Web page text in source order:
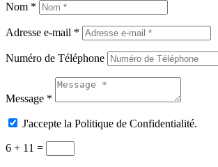
Nom *
Adresse e-mail *
Numéro de Téléphone
Message *
J'accepte la Politique de Confidentialité.
6 + 11 =